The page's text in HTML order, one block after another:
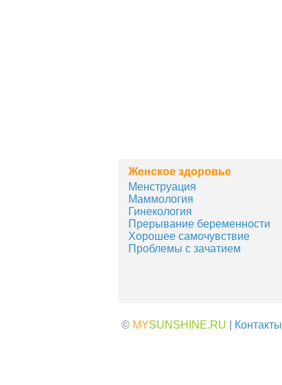
Женское здоровье
Менструация
Маммология
Гинекология
Прерывание беременности
Хорошее самочувствие
Проблемы с зачатием
© MYSUNSHINE.RU Контакты